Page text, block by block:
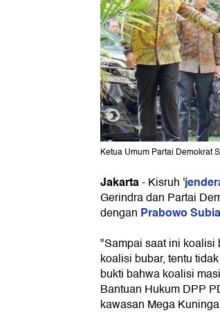
Ketua Umum Partai Demokrat
Jakarta-Kisruh '
Gerindra dan Partai
dengan Prabowo
"Sampai saat ini koalisi
koalisi bubar, tentu
bukti bahwa koalisi
Bantuan Hukum DPP
kawasan Mega